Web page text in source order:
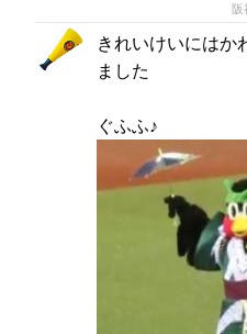
阪
きれいけいにはか
ました
ぐふふ♪